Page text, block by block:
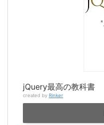
jQuery最高の教科書
created by Rinker